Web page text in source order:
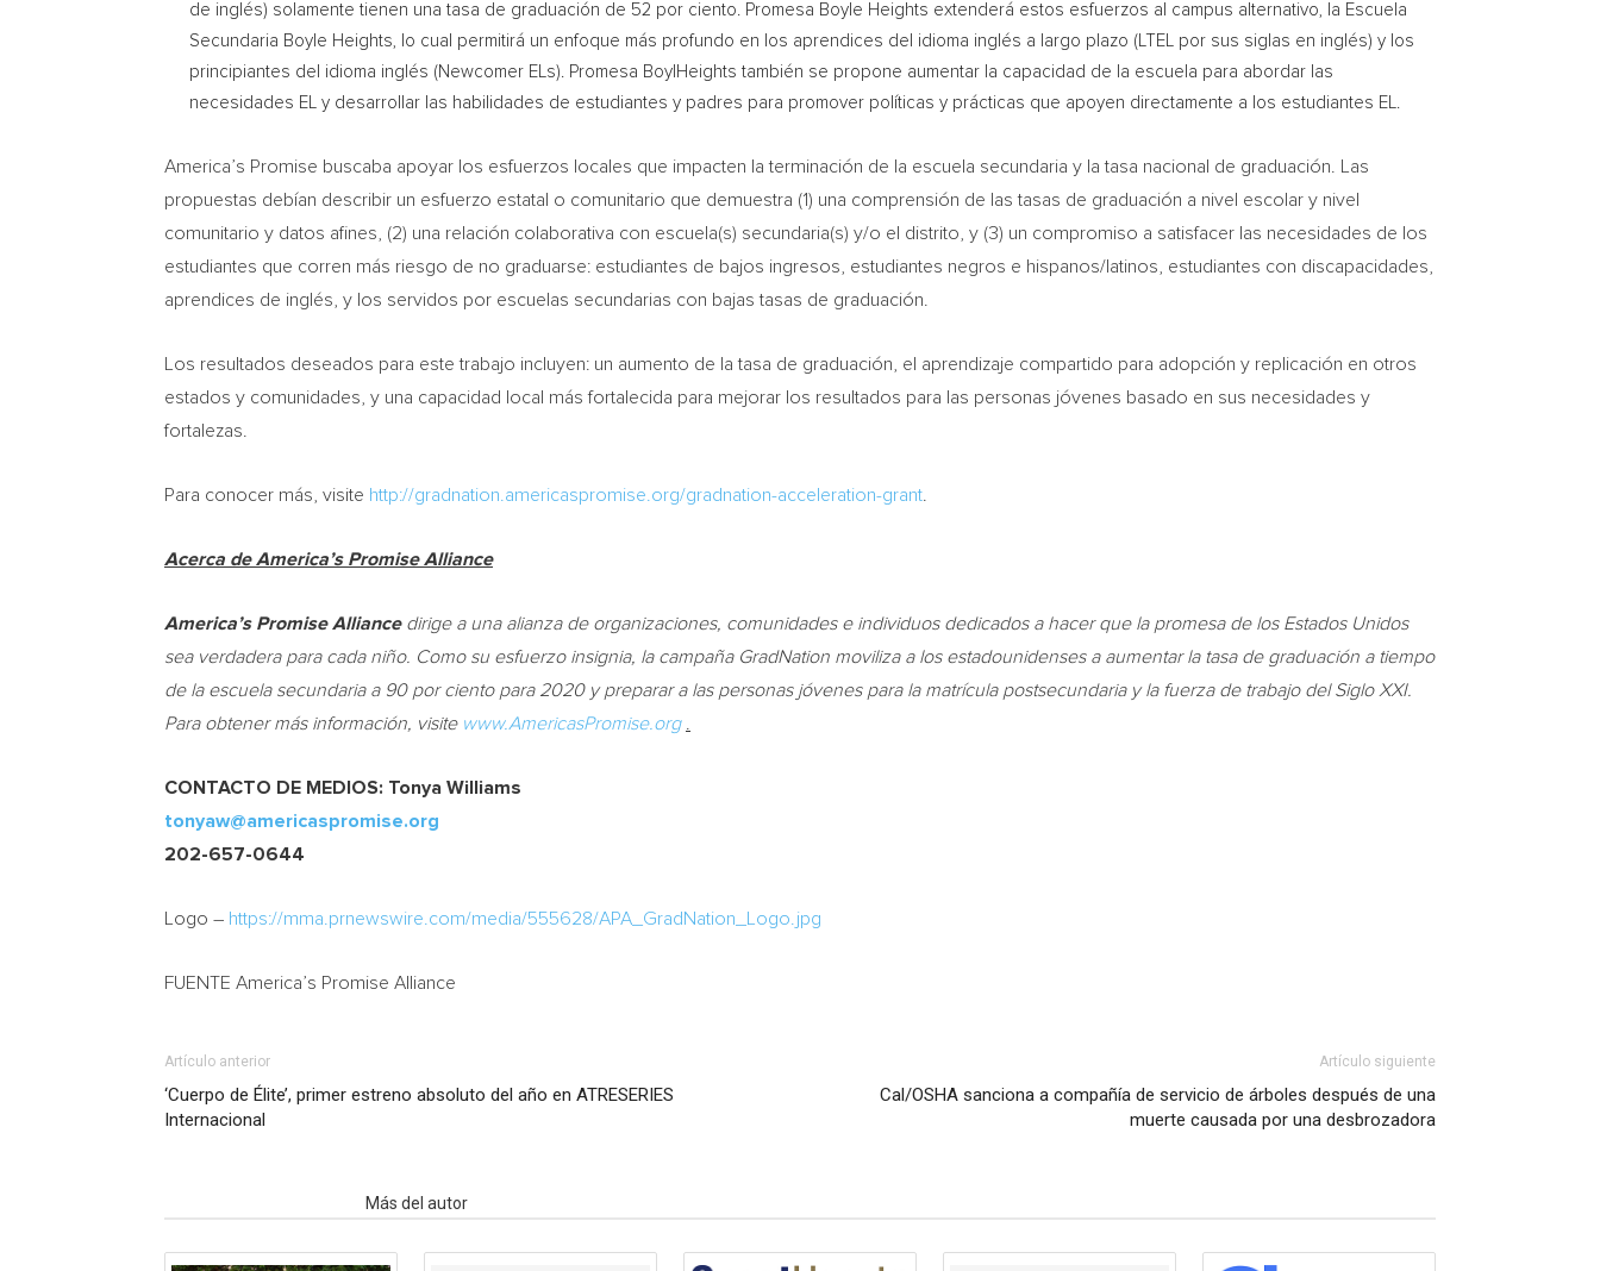
de inglés) solamente tienen una tasa de graduación de 52 por ciento. Promesa Boyle Heights extenderá estos esfuerzos al campus alternativo, la Escuela
Secundaria Boyle Heights, lo cual permitirá un enfoque más profundo en los aprendices del idioma inglés a largo plazo (LTEL por sus siglas en inglés) y los
principiantes del idioma inglés (Newcomer ELs). Promesa BoylHeights también se propone aumentar la capacidad de la escuela para abordar las
necesidades EL y desarrollar las habilidades de estudiantes y padres para promover políticas y prácticas que apoyen directamente a los estudiantes EL.
America’s Promise buscaba apoyar los esfuerzos locales que impacten la terminación de la escuela secundaria y la tasa nacional de graduación. Las
propuestas debían describir un esfuerzo estatal o comunitario que demuestra (1) una comprensión de las tasas de graduación a nivel escolar y nivel
comunitario y datos afines, (2) una relación colaborativa con escuela(s) secundaria(s) y/o el distrito, y (3) un compromiso a satisfacer las necesidades de los
estudiantes que corren más riesgo de no graduarse: estudiantes de bajos ingresos, estudiantes negros e hispanos/latinos, estudiantes con discapacidades,
aprendices de inglés, y los servidos por escuelas secundarias con bajas tasas de graduación.
Los resultados deseados para este trabajo incluyen: un aumento de la tasa de graduación, el aprendizaje compartido para adopción y replicación en otros
estados y comunidades, y una capacidad local más fortalecida para mejorar los resultados para las personas jóvenes basado en sus necesidades y
fortalezas.
Para conocer más, visite http://gradnation.americaspromise.org/gradnation-acceleration-grant
Acerca de America’s Promise Alliance
America’s Promise Alliance dirige a una alianza de organizaciones, comunidades e individuos dedicados a hacer que la promesa de los Estados Unidos
sea verdadera para cada niño. Comosu esfuerzo insignia, la campaña GradNation moviliza a los estadounidenses a aumentar la tasa de graduación a tiempo
de la escuela secundaria a 90 por ciento para 2020 y preparar a las personas jóvenes para la matrícula postsecundaria y la fuerza de trabajo del Siglo XXI.
Para obtener más información, visite www.AmericasPromise.org
CONTACTO DE MEDIOS: Tonya Williams
tonyaw@americaspromise.org
202-657-0644
Logo – https://mma.prnewswire.com/media/555628/APA_GradNation_Logo.jpg
FUENTE America’s Promise Alliance
Artículo anterior
‘Cuerpo de Élite’, primer estreno absoluto del año en ATRESERIES
Internacional
Artículo siguiente
Cal/OSHA sanciona a compañía de servicio de árboles después de una
muerte causada por una desbrozadora
Más del autor